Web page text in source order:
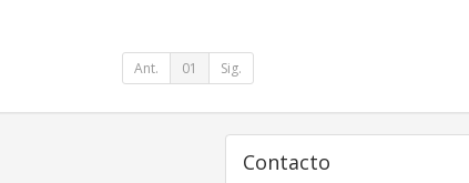
Ant. 01 Sig.
Contacto